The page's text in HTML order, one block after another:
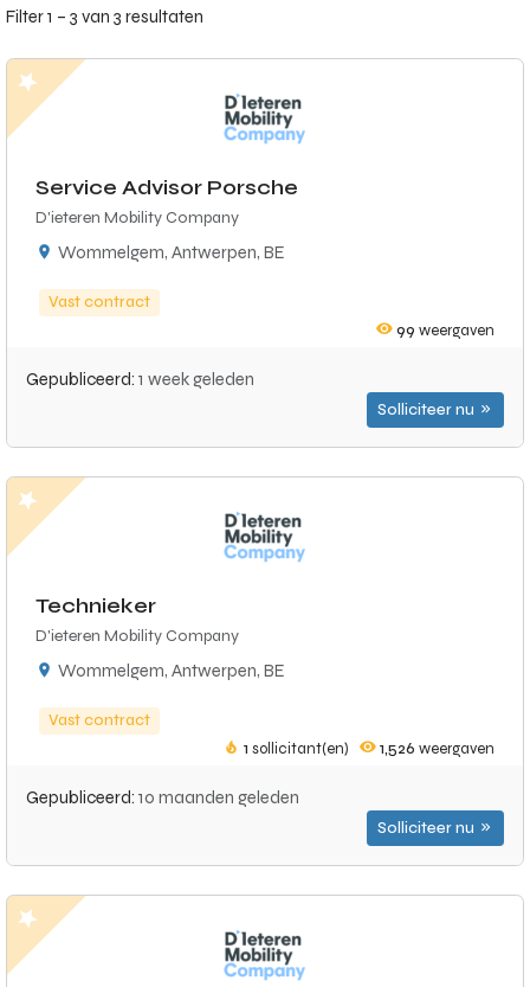
Filter 1 – 3 van 3 resultaten
Service Advisor Porsche
D'ieteren Mobility Company
Wommelgem, Antwerpen, BE
Vast contract
99 weergaven
Gepubliceerd: 1 week geleden
Solliciteer nu
Technieker
D'ieteren Mobility Company
Wommelgem, Antwerpen, BE
Vast contract
1 sollicitant(en) 1,526 weergaven
Gepubliceerd: 10 maanden geleden
Solliciteer nu